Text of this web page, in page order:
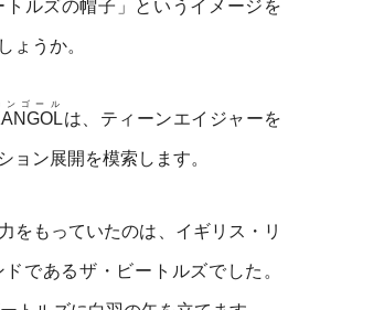
トルズの帽子」というイメージを
ょうか。
ンゴール
は、ティーンエイジャーを
ョン展開を模索します。
をもっていたのは、イギリス・リ
であるザ・ビートルズでした。